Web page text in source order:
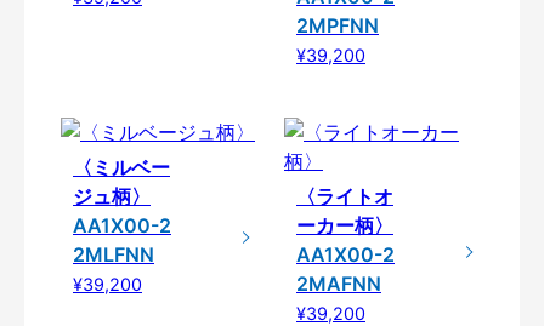
2MPFNN
¥39,200
〈ミルベー
ジュ柄〉
AA1X00-2
2MLFNN
¥39,200
〈ライトオ
ーカー柄〉
AA1X00-2
2MAFNN
¥39,200